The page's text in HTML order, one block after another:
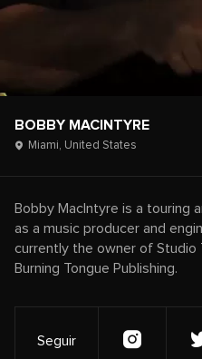
BOBBY MACINTYRE
Miami, United States
Bobby MacIntyre is a touring
as a music producer and
currently the owner of Studio
Burning Tongue Publishing.
Seguir